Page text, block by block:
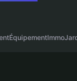
ÉquipementImmo